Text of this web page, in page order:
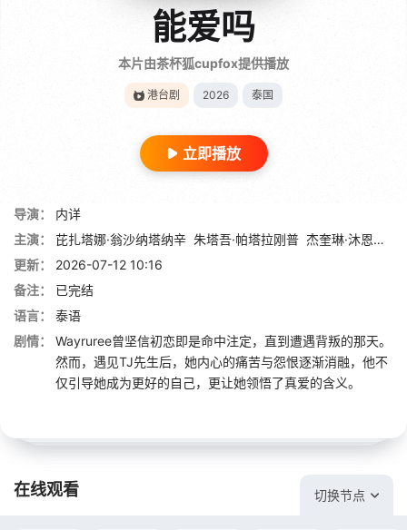
能爱吗
本片由茶杯狐cupfox提供播放
港台剧 2026 泰国
立即播放
导演：
内详
主演：
芘扎塔娜·翁沙纳塔纳辛 朱塔吾·帕塔拉刚普 杰奎琳·沐恩奇
更新：
2026-07-12 10:16
备注：
已完结
语言：
泰语
剧情：
Wayruree曾坚信初恋即是命中注定，直到遭遇背叛的那天。
然而，遇见TJ先生后，她内心的痛苦与怨恨逐渐消融，他不
仅引导她成为更好的自己，更让她领悟了真爱的含义。
在线观看 切换节点